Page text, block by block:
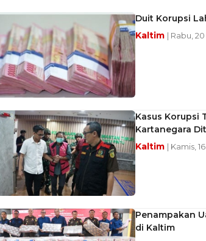
Duit Korupsi
Kaltim | Rabu,
Kasus Korupsi
Kartanegara
Kaltim | Kamis,
Penampakan
di Kaltim